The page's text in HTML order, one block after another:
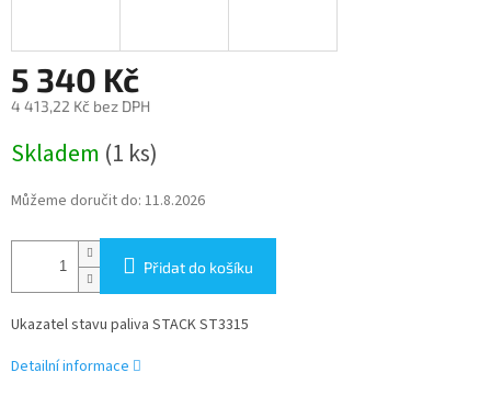
5 340 Kč
4 413,22 Kč bez DPH
cena:
Skladem (1 ks)
Můžeme doručit do: 11.8.2026
Přidat do košíku
Ukazatel stavu paliva STACK ST3315
Detailní informace